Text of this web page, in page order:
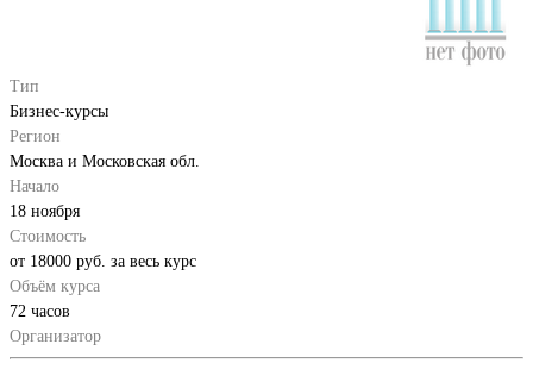
Тип
Бизнес-курсы
Регион
Москва и Московская обл.
Начало
18 ноября
Стоимость
от 18000 руб. за весь курс
Объём курса
72 часов
Организатор